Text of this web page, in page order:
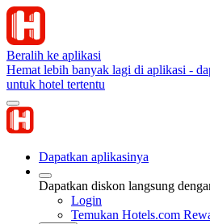
Beralih ke aplikasi
Hemat lebih banyak lagi di aplikasi -
untuk hotel tertentu
Dapatkan aplikasinya
Dapatkan diskon langsung
Login
Temukan Hotels.com